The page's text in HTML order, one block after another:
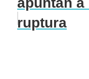
ruptura